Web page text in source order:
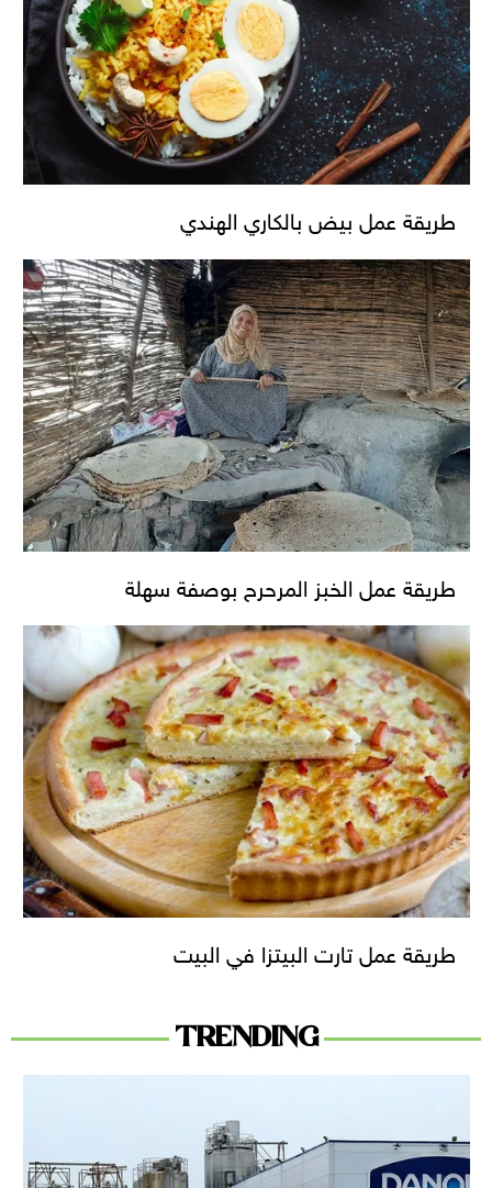
طريقة عمل بيض بالكاري الهندي
طريقة عمل الخبز المرحرح بوصفة سهلة
طريقة عمل تارت البيتزا في البيت
TRENDING